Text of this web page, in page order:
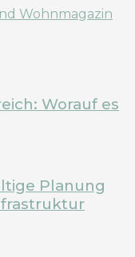
Worauf es
Planung